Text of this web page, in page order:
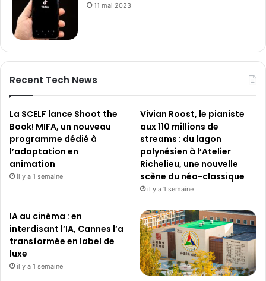
11 mai 2023
Recent Tech News
La SCELF lance Shoot the
Book! MIFA, un nouveau
programme dédié à
l’adaptation en
animation
il y a 1 semaine
Vivian Roost, le pianiste
aux 110 millions de
streams : du lagon
polynésien à l’Atelier
Richelieu, une nouvelle
scène du néo-classique
il y a 1 semaine
IA au cinéma : en
interdisant l’IA, Cannes l’a
transformée en label de
luxe
il y a 1 semaine